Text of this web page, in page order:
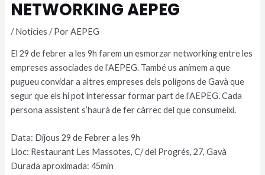
NETWORKING AEPEG
/Noticies / PorAEPEG
El 29 de febrer a les 9h farem un esmorzar networking entre les
empreses associades de l’AEPEG. També us animem a que
pugueu convidar a altres empreses dels polígons de Gavà que
segur que els hi pot interessar formar part de l’AEPEG. Cada
persona assistent s’haurà de fer càrrec del que consumeixi.
Data: Dijous 29 de Febrer a les 9h
Lloc: Restaurant Les Massotes, C/ del Progrés, 27, Gavà
Durada aproximada: 45min